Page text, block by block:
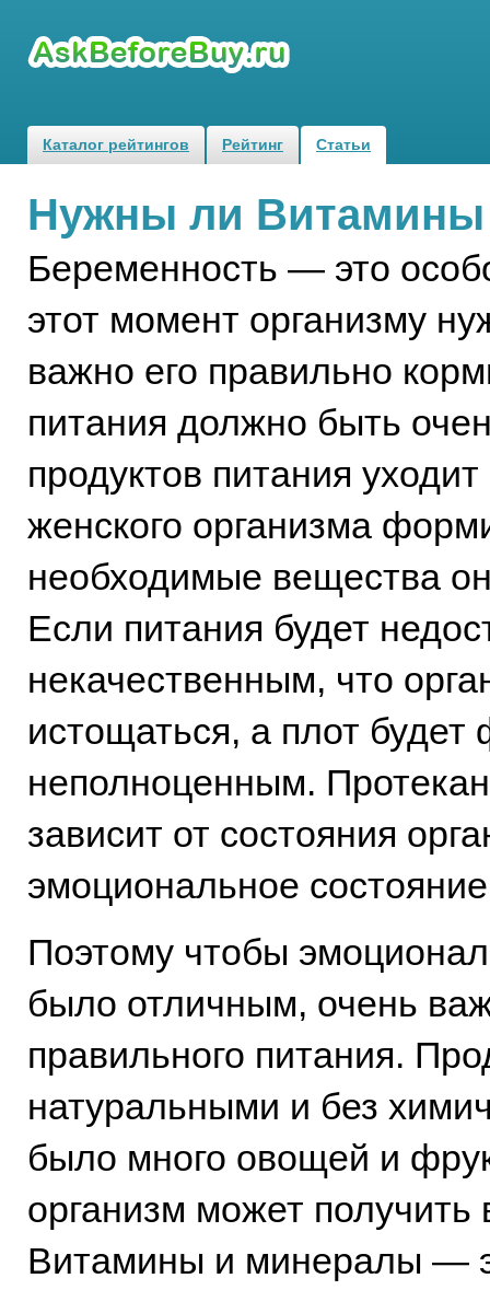
Каталог рейтингов Рейтинг Статьи
Нужны ли Витамины
Беременность — это
этот момент организму
важно его правильно
питания должно быть
продуктов питания
женского организма
необходимые вещества
Если питания будет
некачественным, что
истощаться, а плот
неполноценным.
зависит от состояния
эмоциональное
Поэтому чтобы
было отличным, очень
правильного питания.
натуральными и без
было много овощей и
организм может
Витамины и минералы —